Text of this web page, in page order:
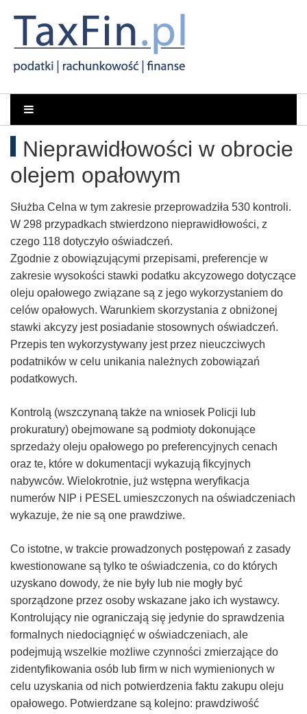
Rachunkowość,
Podatki,
VAT,
Orzeczenia
NSA
i
WSA
–
Taxfin.pl
Portal
dla
księgowych
Nieprawidłowości w obrocie
olejem opałowym
Służba Celna w tym zakresie przeprowadziła 530 kontroli.
W 298 przypadkach stwierdzono nieprawidłowości, z
czego 118 dotyczyło oświadczeń.
Zgodnie z obowiązującymi przepisami, preferencje w
zakresie wysokości stawki podatku akcyzowego dotyczące
oleju opałowego związane są z jego wykorzystaniem do
celów opałowych. Warunkiem skorzystania z obniżonej
stawki akcyzy jest posiadanie stosownych oświadczeń.
Przepis ten wykorzystywany jest przez nieuczciwych
podatników w celu unikania należnych zobowiązań
podatkowych.
Kontrolą (wszczynaną także na wniosek Policji lub
prokuratury) obejmowane są podmioty dokonujące
sprzedaży oleju opałowego po preferencyjnych cenach
oraz te, które w dokumentacji wykazują fikcyjnych
nabywców. Wielokrotnie, już wstępna weryfikacja
numerów NIP i PESEL umieszczonych na oświadczeniach
wykazuje, że nie są one prawdziwe.
Co istotne, w trakcie prowadzonych postępowań z zasady
kwestionowane są tylko te oświadczenia, co do których
uzyskano dowody, że nie były lub nie mogły być
sporządzone przez osoby wskazane jako ich wystawcy.
Kontrolujący nie ograniczają się jedynie do sprawdzenia
formalnych niedociągnięć w oświadczeniach, ale
podejmują wszelkie możliwe czynności zmierzające do
zidentyfikowania osób lub firm w nich wymienionych w
celu uzyskania od nich potwierdzenia faktu zakupu oleju
opałowego. Potwierdzane są kolejno: prawdziwość